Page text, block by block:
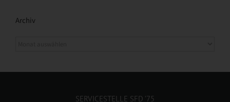
Archiv
SERVICESTELLE SFD ’75